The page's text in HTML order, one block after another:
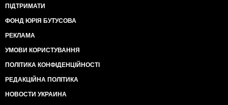
ПІДТРИМАТИ
ФОНД ЮРІЯ БУТУСОВА
РЕКЛАМА
УМОВИ КОРИСТУВАННЯ
ПОЛІТИКА КОНФІДЕНЦІЙНОСТІ
РЕДАКЦІЙНА ПОЛІТИКА
НОВОСТИ УКРАИНА